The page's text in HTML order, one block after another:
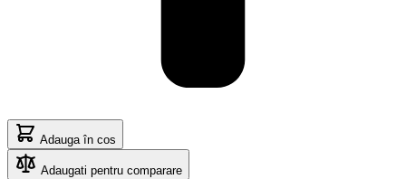
Adauga în cos
Adaugati pentru comparare